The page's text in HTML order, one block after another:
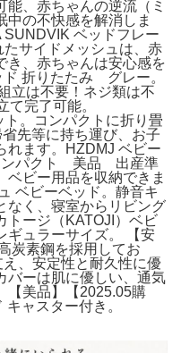
、赤ちゃんの逆流（ミ
中の不快感を解消しま
ベッドフレー
たサイドメッシュは、赤
き、赤ちゃんは安心感を
折りたたみ グレー。
立は不要！ネジ類は不
て完了可能。
。コンパクトに折り畳
先等に持ち運び、お子
れます。HZDMJ ベビー
ンパクト 美品 出産準
ビー用品を収納できま
ベビーベッド。静音キ
なく、寝室からリビング
トージ（KATOJI）ベビ
ギュラーサイズ。 【安
炭素鋼を採用してお
、安定性と耐久性に優
バーは肌に優しい、通気
【美品】【2025.05購
ャスター付き。